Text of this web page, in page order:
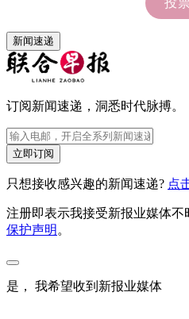
新闻速递
订阅新闻速递，洞悉时代脉搏。
立即订阅
只想接收感兴趣的新闻速递? 点
注册即表示我接受新报业媒体不
保护声明 。
是， 我希望收到新报业媒体